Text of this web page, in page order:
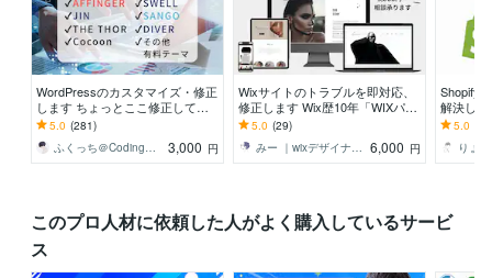
WordPressのカスタマイズ・修正
します ちょっとここ修正して欲
しい！など。
5.0 (281)
ふくっち＠Coding（Design）
3,000 円
Wixサイトのトラブルを即対応、
修正します Wix歴10年「WIXパー
トナー」がお悩み相談承ります◎
5.0 (29)
みー ｜wixデザイナー10年 6,000 円
Shopify
解決し
るサイ
5.0
このプロ人材に依頼した人がよく購入しているサービ
ス